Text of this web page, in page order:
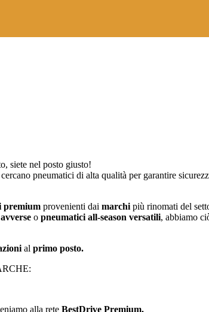
siete nel posto giusto!
pneumatici di alta qualità per garantire
premium provenienti dai marchi più rinomati del
o pneumatici all-season versatili, abbiamo
al primo posto.
alla rete BestDrive Premium.